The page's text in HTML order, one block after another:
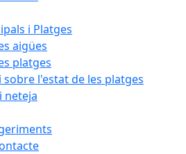
i Platges
aigües
platges
sobre l'estat de les platges
neteja